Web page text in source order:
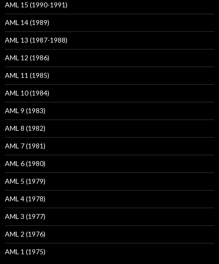
AML 15 (1990-1991)
AML 14 (1989)
AML 13 (1987-1988)
AML 12 (1986)
AML 11 (1985)
AML 10 (1984)
AML 9 (1983)
AML 8 (1982)
AML 7 (1981)
AML 6 (1980)
AML 5 (1979)
AML 4 (1978)
AML 3 (1977)
AML 2 (1976)
AML 1 (1975)